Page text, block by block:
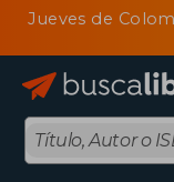
Jueves de